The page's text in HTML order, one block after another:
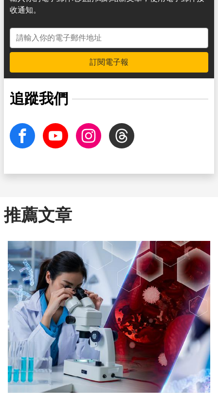
收通知。
電子郵件地址
訂閱電子報
追蹤我們
facebook Youtube InstagramThreads
推薦文章